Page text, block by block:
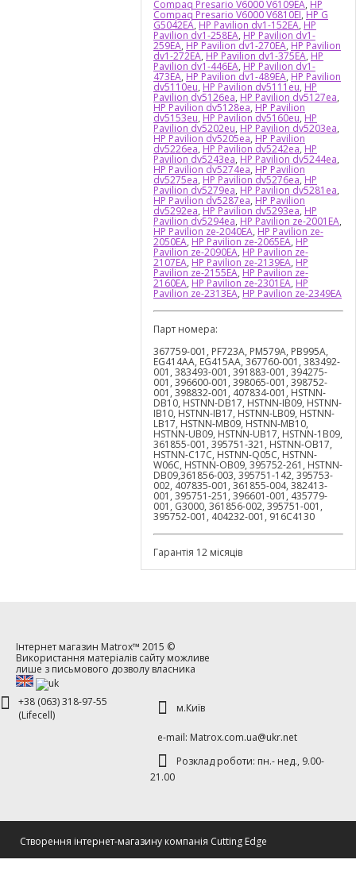
Compaq Presario V6000 V6109EA, HP
Compaq Presario V6000 V6810EI, HP G
G5042EA, HP Pavilion dv1-152EA, HP
Pavilion dv1-258EA, HP Pavilion dv1-
259EA, HP Pavilion dv1-270EA, HP Pavilion
dv1-272EA, HP Pavilion dv1-375EA, HP
Pavilion dv1-446EA, HP Pavilion dv1-
473EA, HP Pavilion dv1-489EA, HP Pavilion
dv5110eu, HP Pavilion dv5111eu, HP
Pavilion dv5126ea, HP Pavilion dv5127ea,
HP Pavilion dv5128ea, HP Pavilion
dv5153eu, HP Pavilion dv5160eu, HP
Pavilion dv5202eu, HP Pavilion dv5203ea,
HP Pavilion dv5205ea, HP Pavilion
dv5226ea, HP Pavilion dv5242ea, HP
Pavilion dv5243ea, HP Pavilion dv5244ea,
HP Pavilion dv5274ea, HP Pavilion
dv5275ea, HP Pavilion dv5276ea, HP
Pavilion dv5279ea, HP Pavilion dv5281ea,
HP Pavilion dv5287ea, HP Pavilion
dv5292ea, HP Pavilion dv5293ea, HP
Pavilion dv5294ea, HP Pavilion ze-2001EA,
HP Pavilion ze-2040EA, HP Pavilion ze-
2050EA, HP Pavilion ze-2065EA, HP
Pavilion ze-2090EA, HP Pavilion ze-
2107EA, HP Pavilion ze-2139EA, HP
Pavilion ze-2155EA, HP Pavilion ze-
2160EA, HP Pavilion ze-2301EA, HP
Pavilion ze-2313EA, HP Pavilion ze-2349EA
Парт номера:
367759-001, PF723A, PM579A, PB995A,
EG414AA, EG415AA, 367760-001, 383492-
001, 383493-001, 391883-001, 394275-
001, 396600-001, 398065-001, 398752-
001, 398832-001, 407834-001, HSTNN-
DB10, HSTNN-DB17, HSTNN-IB09, HSTNN-
IB10, HSTNN-IB17, HSTNN-LB09, HSTNN-
LB17, HSTNN-MB09, HSTNN-MB10,
HSTNN-UB09, HSTNN-UB17, HSTNN-1B09,
361855-001, 395751-321, HSTNN-OB17,
HSTNN-C17C, HSTNN-Q05C, HSTNN-
W06C, HSTNN-OB09, 395752-261, HSTNN-
DB09,361856-003, 395751-142, 395753-
002, 407835-001, 361855-004, 382413-
001, 395751-251, 396601-001, 435779-
001, G3000, 361856-002, 395751-001,
395752-001, 404232-001, 916C4130
Гарантія 12 місяців
Інтернет магазин Matrox™ 2015 ©
Використання матеріалів сайту можливе
лише з письмового дозволу власника
+38 (063) 318-97-55
(Lifecell)
м.Київ
е-mаil: Matrox.com.ua@ukr.net
Розклад роботи: пн.- нед., 9.00-
21.00
Cтворення інтернет-магазину компанія Cutting Edge